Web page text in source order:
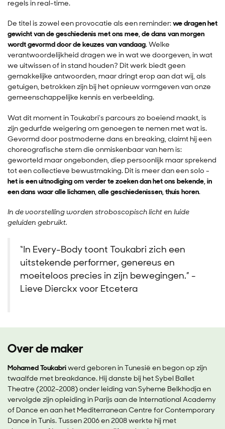
regels in real-time.
De titel is zowel een provocatie als een reminder:we dragen het
gewicht van de geschiedenis met ons mee, de dans van morgen
wordt gevormd door de keuzes van vandaag. Welke
verantwoordelijkheid dragen we in wat we doorgeven, in wat
we uitwissen of in stand houden? Dit werk biedt geen
gemakkelijke antwoorden, maar dringt erop aan dat wij, als
getuigen, betrokken zijn bij het opnieuw vormgeven van onze
gemeenschappelijke kennis en verbeelding.
Wat dit moment in Toukabri's parcours zo boeiend maakt, is
zijn gedurfde weigering om genoegen te nemen met wat is.
Gevormd door postmoderne dans en breaking, claimt hij een
choreografische stem die onmiskenbaar van hem is:
geworteld maar ongebonden, diep persoonlijk maar sprekend
tot een collectieve bewustmaking. Dit is meer dan een solo -
het is een uitnodiging om verder te zoeken dan het ons bekende, in
een dans waar alle lichamen, alle geschiedenissen, thuis horen.
In de voorstelling worden stroboscopisch licht en luide
geluiden gebruikt.
“In Every-Body toont Toukabri zich een
uitstekende performer, genereus en
moeiteloos precies in zijn bewegingen.” -
Lieve Dierckx voor Etcetera
Over de maker
Mohamed Toukabriwerd geboren in Tunesië en begon op zijn
twaalfde met breakdance. Hij danste bij het Sybel Ballet
Theatre (2002–2008) onder leiding van Syheme Belkhodja en
vervolgde zijn opleiding in Parijs aan de International Academy
of Dance en aan het Mediterranean Centre for Contemporary
Dance in Tunis. Tussen 2006 en 2008 werkte hij met